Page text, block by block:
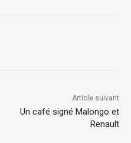
Article suivant
Un café signé Malongo et
Renault